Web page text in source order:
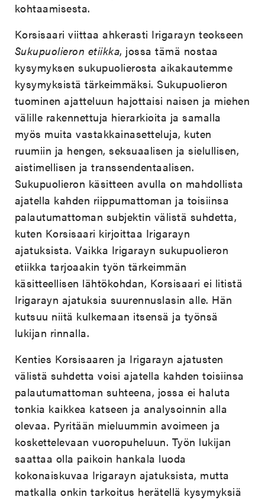
kohtaamisesta.
Korsisaari viittaa ahkerasti Irigarayn teokseen
Sukupuolieron etiikka, jossa tämä nostaa
kysymyksen sukupuolierosta aikakautemme
kysymyksistä tärkeimmäksi. Sukupuolieron
tuominen ajatteluun hajottaisi naisen ja miehen
välille rakennettuja hierarkioita ja samalla
myös muita vastakkainasetteluja, kuten
ruumiin ja hengen, seksuaalisen ja sielullisen,
aistimellisen ja transsendentaalisen.
Sukupuolieron käsitteen avulla on mahdollista
ajatella kahden riippumattoman ja toisiinsa
palautumattoman subjektin välistä suhdetta,
kuten Korsisaari kirjoittaa Irigarayn
ajatuksista. Vaikka Irigarayn sukupuolieron
etiikka tarjoaakin työn tärkeimmän
käsitteellisen lähtökohdan, Korsisaari ei litistä
Irigarayn ajatuksia suurennuslasin alle. Hän
kutsuu niitä kulkemaan itsensä ja työnsä
lukijan rinnalla.
Kenties Korsisaaren ja Irigarayn ajatusten
välistä suhdetta voisi ajatella kahden toisiinsa
palautumattoman suhteena, jossa ei haluta
tonkia kaikkea katseen ja analysoinnin alla
olevaa. Pyritään mieluummin avoimeen ja
koskettelevaan vuoropuheluun. Työn lukijan
saattaa olla paikoin hankala luoda
kokonaiskuvaa Irigarayn ajatuksista, mutta
matkalla onkin tarkoitus herätellä kysymyksiä